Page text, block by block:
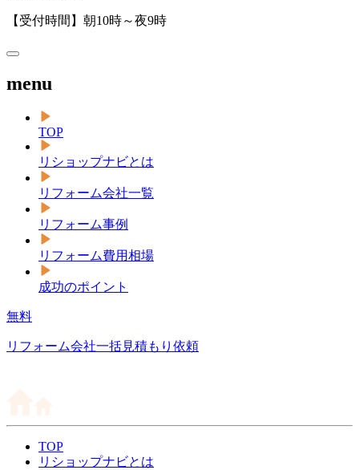
【受付時間】朝10時～夜9時
menu
TOP
リショップナビとは
リフォーム会社一覧
リフォーム事例
リフォーム費用相場
成功のポイント
無料
リフォーム会社一括見積もり依頼
TOP
リショップナビとは